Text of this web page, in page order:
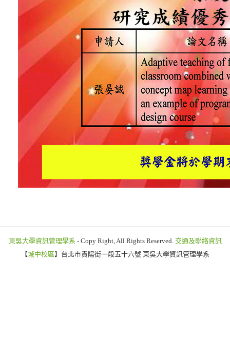
東吳大學資訊管理學系 - Copy Right, All Rights Reserved. 交通及聯絡資訊
【城中校區】台北市貴陽街一段五十六號 東吳大學資訊管理學系